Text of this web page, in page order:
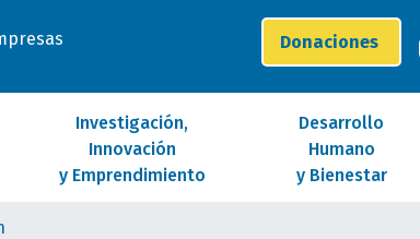
Donaciones
Investigación,
Innovación
y Emprendimiento
Desarrollo
Humano
y Bienestar